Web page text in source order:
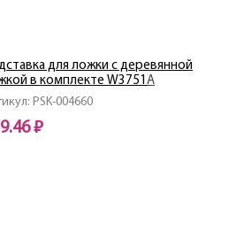
PSK-004660
для ложки с деревянной
в комплекте W3751A
₽